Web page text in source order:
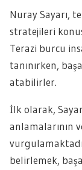
Nuray Sayarı,
stratejileri
Terazi burcu
tanınırken,
atabilirler.
İlk olarak,
anlamalarının
belirlemek,